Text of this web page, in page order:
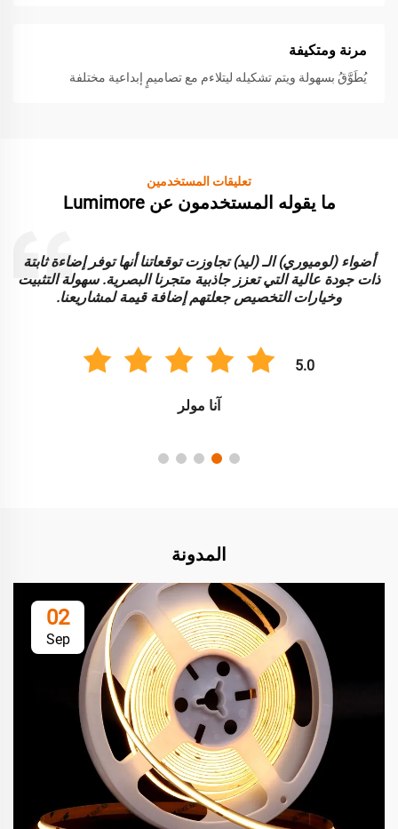
مرنة ومتكيفة
يُطَوَّقُ بسهولة ويتم تشكيله ليتلاءم مع تصاميمٍ إبداعية مختلفة
تعليقات المستخدمين
ما يقوله المستخدمون عن Lumimore
أضواء (لوميوري) الـ (ليد) تجاوزت توقعاتنا أنها توفر إضاءة ثابتة
ذات جودة عالية التي تعزز جاذبية متجرنا البصرية. سهولة التثبيت
وخيارات التخصيص جعلتهم إضافة قيمة لمشاريعنا.
5.0
آنا مولر
المدونة
02
Sep